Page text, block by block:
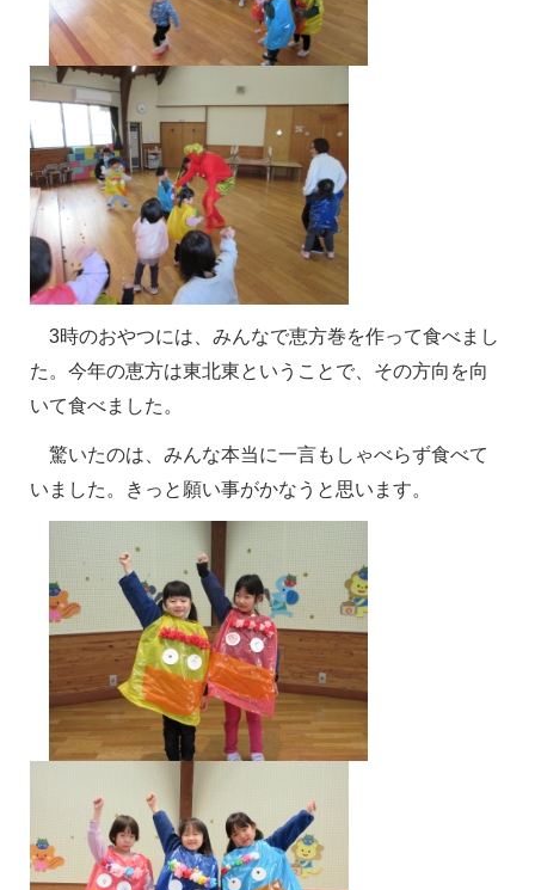
3時のおやつには、みんなで恵方巻を作って食べまし
た。今年の恵方は東北東ということで、その方向を向
いて食べました。
驚いたのは、みんな本当に一言もしゃべらず食べて
いました。きっと願い事がかなうと思います。